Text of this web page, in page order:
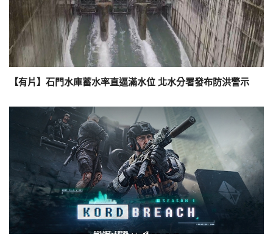
【有片】石門水庫蓄水率直逼滿水位 北水分署發布防洪警示